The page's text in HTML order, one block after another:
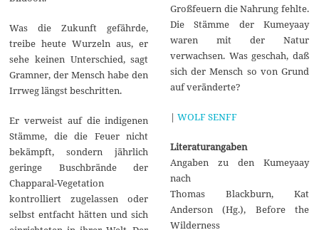
Was die Zukunft gefährde,
treibe heute Wurzeln aus, er
sehe keinen Unterschied, sagt
Gramner, der Mensch habe den
Irrweg längst beschritten.
Er verweist auf die indigenen
Stämme, die die Feuer nicht
bekämpft, sondern jährlich
geringe Buschbrände der
Chapparal-Vegetation
kontrolliert zugelassen oder
selbst entfacht hätten und sich
Großfeuern die Nahrung fehlte.
Die Stämme der Kumeyaay
waren mit der Natur
verwachsen. Was geschah, daß
sich der Mensch so von Grund
auf veränderte?
| WOLF SENFF
Literaturangaben
Angaben zu den Kumeyaay
nach
Thomas Blackburn, Kat
Anderson (Hg.), Before the
Wilderness